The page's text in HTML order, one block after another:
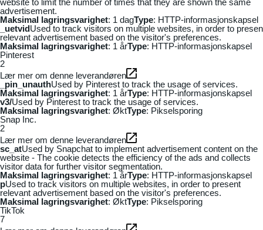
advertisement.
Maksimal lagringsvarighet: 1 dagType: HTTP-informasjonskapsel
_uetvidUsed to track visitors on multiple websites, in order to
relevant advertisement based on the visitor's preferences.
Maksimal lagringsvarighet: 1 årType: HTTP-informasjonskapsel
Pinterest
2
Lær mer om denne leverandøren
_pin_unauthUsed by Pinterest to track the usage of services.
Maksimal lagringsvarighet: 1 årType: HTTP-informasjonskapsel
v3/Used by Pinterest to track the usage of services.
Maksimal lagringsvarighet: ØktType: Pikselsporing
Snap Inc.
2
Lær mer om denne leverandøren
sc_atUsed by Snapchat to implement advertisement content on the
website - The cookie detects the efficiency of the ads and collects
visitor data for further visitor segmentation.
Maksimal lagringsvarighet: 1 årType: HTTP-informasjonskapsel
pUsed to track visitors on multiple websites, in order to present
relevant advertisement based on the visitor's preferences.
Maksimal lagringsvarighet: ØktType: Pikselsporing
TikTok
7